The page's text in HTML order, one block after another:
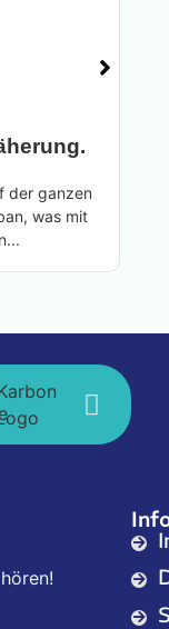
der ganzen
was mit